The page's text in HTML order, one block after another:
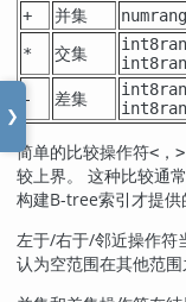
❯
+
并集
*
交集
- 差集
简单的比较操作符< ， >
较上界。 这种比较通
构建B-tree索引才提供
左于/右于/邻近操作符
认为空范围在其他范围